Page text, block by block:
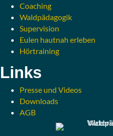
Coaching
Waldpädagogik
Supervision
Eulen hautnah erleben
Hörtraining
Links
Presse und Videos
Downloads
AGB